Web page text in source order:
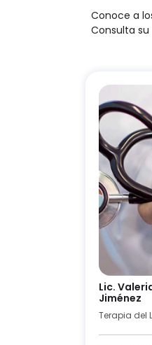
Conoce a
Consulta
Lic.
Jiménez
Terapia del